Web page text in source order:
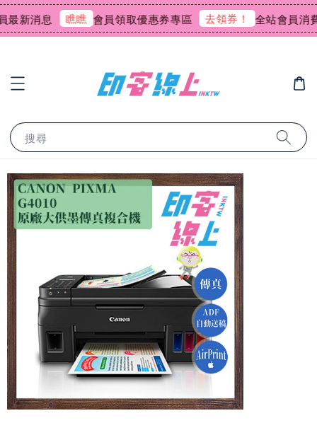
消息 瞧瞧 會員領取優惠券專區 去領券！ 全站會員消費回
搜尋